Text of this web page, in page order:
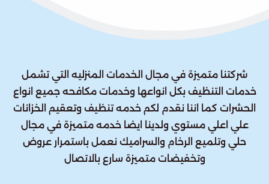
شركتنا متميزة في مجال الخدمات المنزليه التي تشمل
خدمات التنظيف بكل انواعها وخدمات مكافحه جميع انواع
الحشرات كما اننا نقدم لكم خدمه تنظيف وتعقيم الخزانات
علي اعلي مستوي ولدينا ايضا خدمه متميزة في مجال
حلي وتلميع الرخام والسراميك نعمل باستمرار عروض
وتخفيضات متميزة سارع بالاتصال